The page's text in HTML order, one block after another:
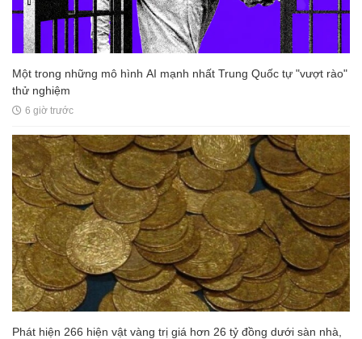
Một trong những mô hình AI mạnh nhất Trung Quốc tự "vượt rào"
thử nghiệm
6 giờ trước
Phát hiện 266 hiện vật vàng trị giá hơn 26 tỷ đồng dưới sàn nhà,